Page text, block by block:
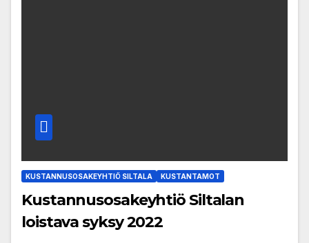
KUSTANNUSOSAKEYHTIÖ SILTALA KUSTANTAMOT
Kustannusosakeyhtiö Siltalan
loistava syksy 2022